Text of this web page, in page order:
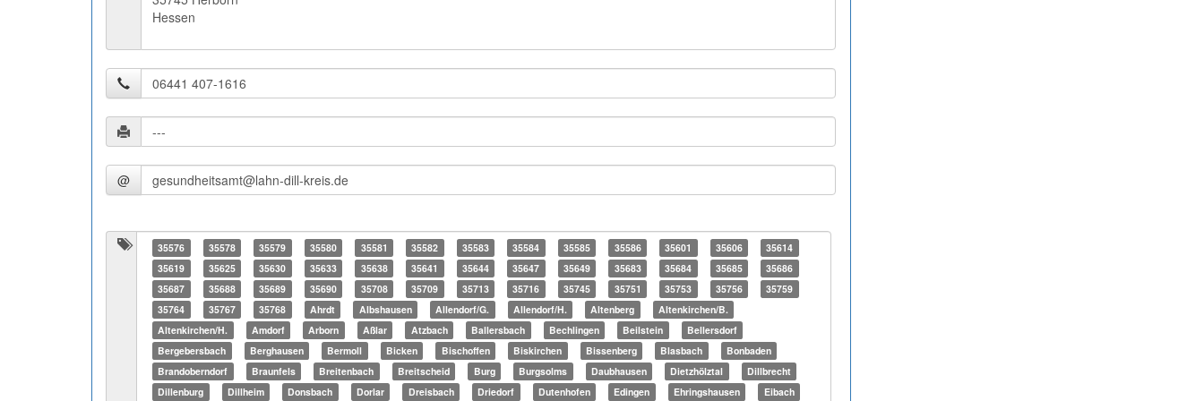
Hessen
@
35576 35578 35579 35580 35581 35582 35583 35584 35585 35586 35601 35606
35614
35619
35625 35630 35633 35638 35641 35644 35647 35649 35683 35684 35685
35686
35687
35688 35689 35690 35708 35709 35713 35716 35745 35751 35753 35756
35759
35764
35767 35768 Ahrdt Albshausen Allendorf/G. Allendorf/H. Altenberg
Altenkirchen/B.
Altenkirchen/H.
Amdorf Arborn Aßlar Atzbach Ballersbach Bechlingen Beilstein
Bellersdorf
Bergebersbach
Berghausen Bermoll Bicken Bischoffen Biskirchen Bissenberg Blasbach
Bonbaden
Brandoberndorf
Braunfels Breitenbach Breitscheid Burg Burgsolms Daubhausen Dietzhölztal
Dillbrecht
Dillenburg
Dillheim Donsbach Dorlar Dreisbach Driedorf Dutenhofen Edingen Ehringshausen Eibach